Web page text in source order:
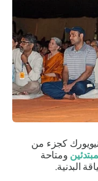
كجزء من
ومتاحة
البدنية.